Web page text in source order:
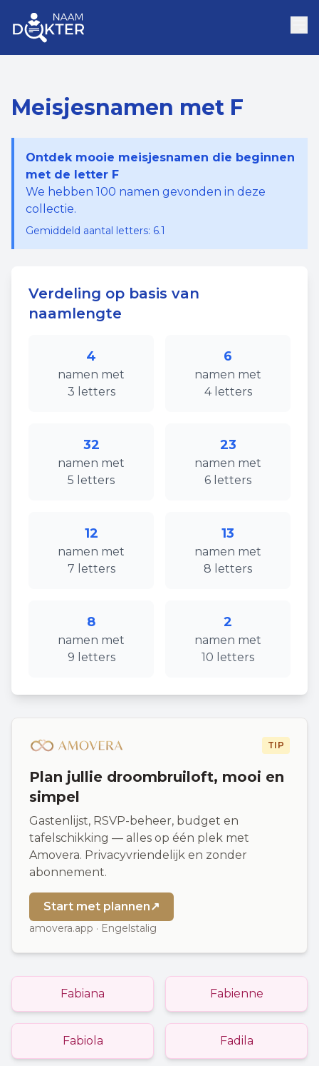
Meisjesnamen met F
Ontdek mooie meisjesnamen die beginnen
met de letter F
We hebben 100 namen gevonden in deze
collectie.
Gemiddeld aantal letters: 6.1
Verdeling op basis van
naamlengte
4
namen met
3 letters
6
namen met
4letters
32
namen met
5 letters
23
namen met
6 letters
12
namen met
7 letters
13
namen met
8 letters
8
namen met
9 letters
2
namen met
10 letters
TIP
Plan jullie droombruiloft, mooi en
simpel
Gastenlijst, RSVP-beheer, budget en
tafelschikking — alles op één plek met
Amovera. Privacyvriendelijk en zonder
abonnement.
Start met plannen↗
amovera.app · Engelstalig
Fabiana Fabienne
Fabiola Fadila